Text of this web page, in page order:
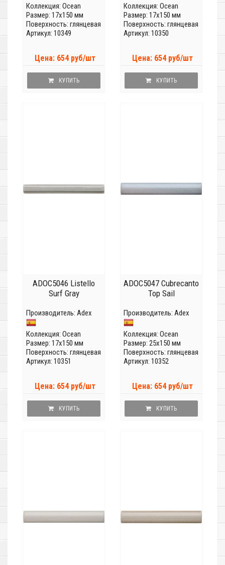
Коллекция: Ocean
Размер: 17x150 мм
Поверхность: глянцевая
Артикул: 10349
Цена: 654 руб/шт
КУПИТЬ
Коллекция: Ocean
Размер: 17x150 мм
Поверхность: глянцевая
Артикул: 10350
Цена: 654 руб/шт
КУПИТЬ
ADOC5046 Listello
Surf Gray
Производитель: Adex
Коллекция: Ocean
Размер: 17x150 мм
Поверхность: глянцевая
Артикул: 10351
Цена: 654 руб/шт
КУПИТЬ
ADOC5047 Cubrecanto
Top Sail
Производитель: Adex
Коллекция: Ocean
Размер: 25x150 мм
Поверхность: глянцевая
Артикул: 10352
Цена: 654 руб/шт
КУПИТЬ